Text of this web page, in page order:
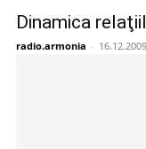
Dinamica
radio.armonia - 16.12.2009